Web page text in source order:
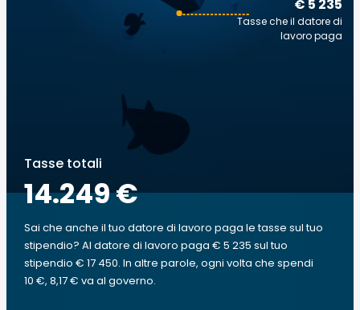
€ 5 235
Tasse che il datore di
lavoro paga
Tasse totali
14.249 €
Sai che anche il tuo datore di lavoro paga le tasse sul tuo
stipendio? Al datore di lavoro paga € 5 235 sul tuo
stipendio € 17 450. In altre parole, ogni volta che spendi
10 €, 8,17 € va al governo.